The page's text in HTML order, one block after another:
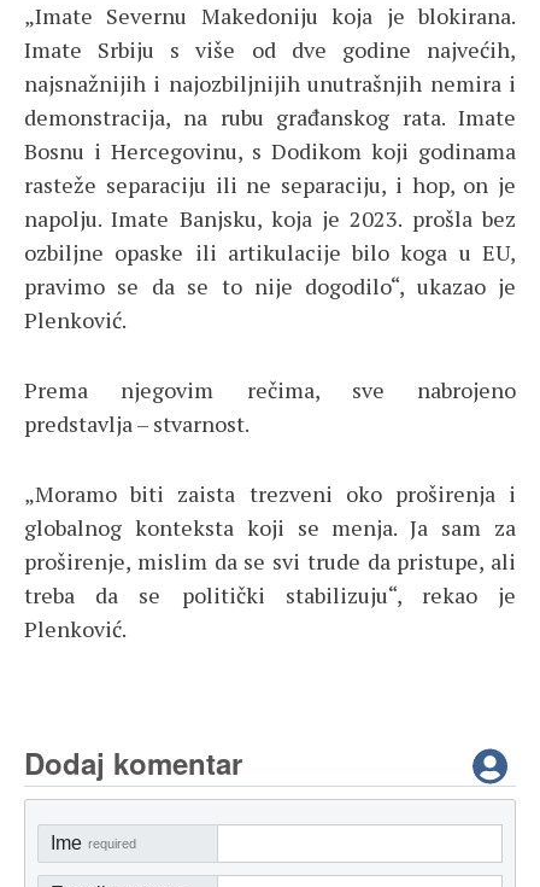
„Imate Severnu Makedoniju koja je blokirana.
Imate Srbiju s više od dve godine najvećih,
najsnažnijih i najozbiljnijih unutrašnjih nemira i
demonstracija, na rubu građanskog rata. Imate
Bosnu i Hercegovinu, s Dodikom koji godinama
rasteže separaciju ili ne separaciju, i hop, on je
napolju. Imate Banjsku, koja je 2023. prošla bez
ozbiljne opaske ili artikulacije bilo koga u EU,
pravimo se da se to nije dogodilo“, ukazao je
Plenković.
Prema njegovim rečima, sve nabrojeno
predstavlja – stvarnost.
„Moramo biti zaista trezveni oko proširenja i
globalnog konteksta koji se menja. Ja sam za
proširenje, mislim da se svi trude da pristupe, ali
treba da se politički stabilizuju“, rekao je
Plenković.
Dodaj komentar
Ime required